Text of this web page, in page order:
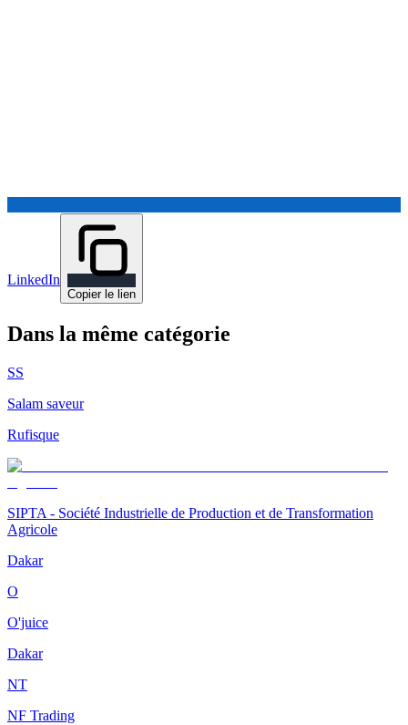
LinkedIn
Copier le lien
Dans la même catégorie
SS
Salam saveur
Rufisque
SIPTA - Société Industrielle de Production et de Transformation
Agricole
Dakar
O
O'juice
Dakar
NT
NF Trading